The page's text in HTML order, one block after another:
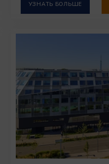
УЗНАТЬ БОЛЬШЕ